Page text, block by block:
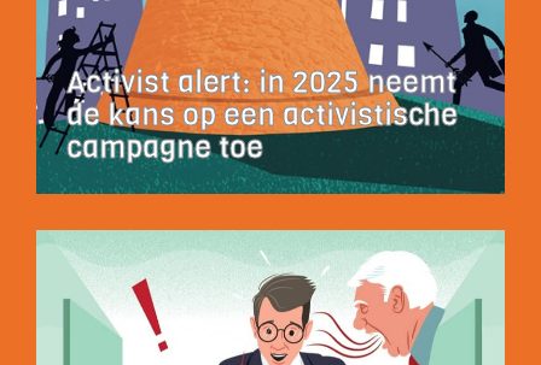
Activist alert: in 2025 neemt
de kans op een activistische
campagne toe